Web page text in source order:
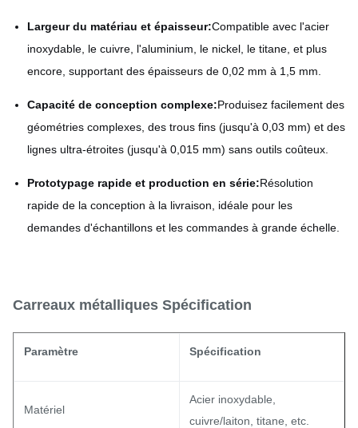
Largeur du matériau et épaisseur:Compatible avec l'acier
inoxydable, le cuivre, l'aluminium, le nickel, le titane, et plus
encore, supportant des épaisseurs de 0,02 mm à 1,5 mm.
Capacité de conception complexe:Produisez facilement des
géométries complexes, des trous fins (jusqu'à 0,03 mm) et des
lignes ultra-étroites (jusqu'à 0,015 mm) sans outils coûteux.
Prototypage rapide et production en série:Résolution
rapide de la conception à la livraison, idéale pour les
demandes d'échantillons et les commandes à grande échelle.
Carreaux métalliques Spécification
Paramètre Spécification
Matériel
Acier inoxydable,
cuivre/laiton, titane, etc.